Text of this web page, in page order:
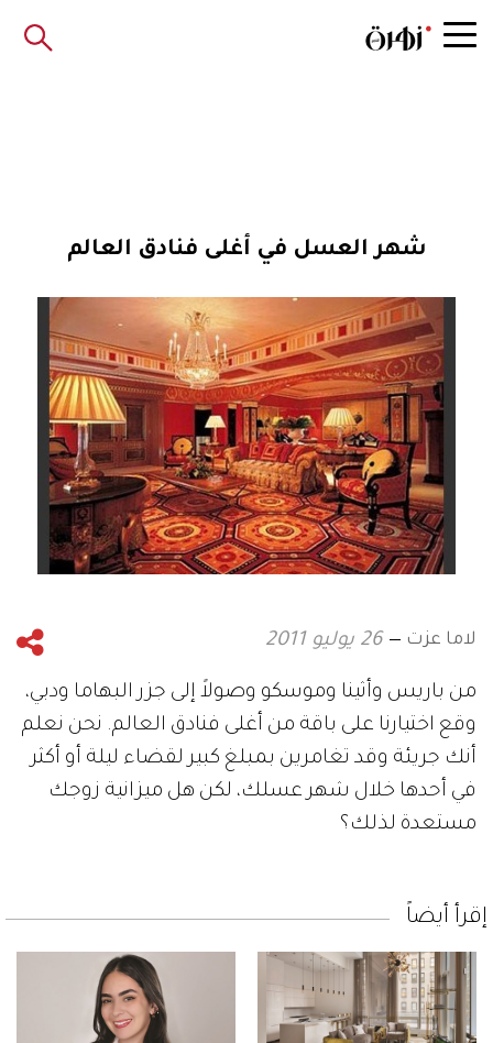
شهر العسل في أغلى فنادق العالم
لاما عزت 26 يوليو 2011
من باريس وأثينا وموسكو وصولاً إلى جزر البهاما ودبي،
وقع اختيارنا على باقة من أغلى فنادق العالم. نحن نعلم
أنك جريئة وقد تغامرين بمبلغ كبير لقضاء ليلة أو أكثر
في أحدها خلال شهر عسلك، لكن هل ميزانية زوجك
مستعدة لذلك؟
إقرأ أيضاً